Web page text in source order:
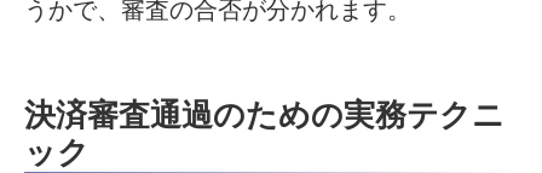
うかで、審査の合否が分かれます。
決済審査通過のための実務テクニ
ック